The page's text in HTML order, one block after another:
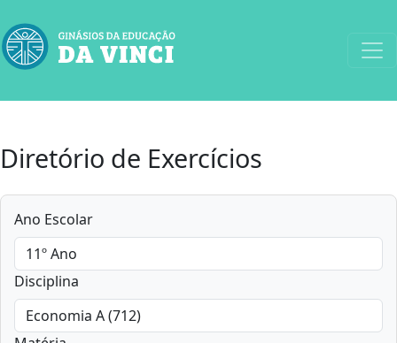
Diretório de Exercícios
Ano Escolar
Disciplina